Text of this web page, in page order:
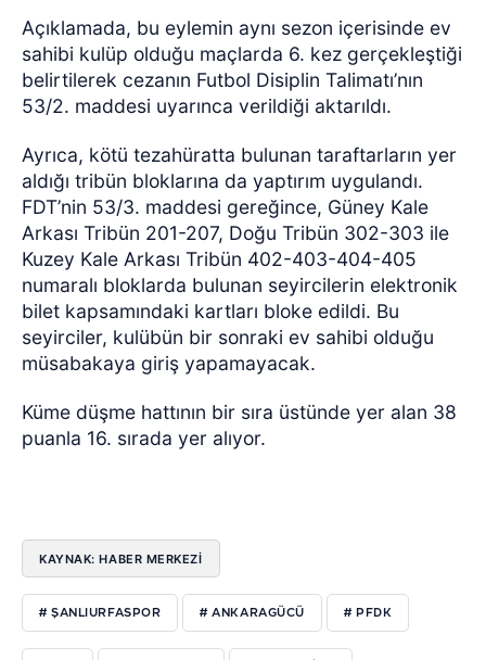
Açıklamada, bu eylemin aynı sezon içerisinde ev
sahibi kulüp olduğu maçlarda 6. kez gerçekleştiği
belirtilerek cezanın Futbol Disiplin Talimatı’nın
53/2. maddesi uyarınca verildiği aktarıldı.
Ayrıca, kötü tezahüratta bulunan taraftarların yer
aldığı tribün bloklarına da yaptırım uygulandı.
FDT’nin 53/3. maddesi gereğince, Güney Kale
Arkası Tribün 201-207, Doğu Tribün 302-303 ile
Kuzey Kale Arkası Tribün 402-403-404-405
numaralı bloklarda bulunan seyircilerin elektronik
bilet kapsamındaki kartları bloke edildi. Bu
seyirciler, kulübün bir sonraki ev sahibi olduğu
müsabakaya giriş yapamayacak.
Küme düşme hattının bir sıra üstünde yer alan 38
puanla 16. sırada yer alıyor.
KAYNAK: HABER MERKEZI
# ŞANLIURFASPOR # ANKARAGÜCÜ # PFDK